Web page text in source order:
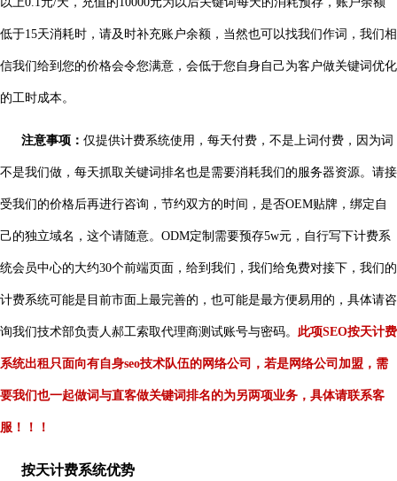
低于15天消耗时，请及时补充账户余额，当然也可以找我们作词，我们相
信我们给到您的价格会令您满意，会低于您自身自己为客户做关键词优化
的工时成本。
注意事项： 仅提供计费系统使用，每天付费，不是上词付费，因为词
不是我们做，每天抓取关键词排名也是需要消耗我们的服务器资源。请接
受我们的价格后再进行咨询，节约双方的时间，是否OEM贴牌，绑定自
己的独立域名，这个请随意。ODM定制需要预存5w元，自行写下计费系
统会员中心的大约30个前端页面，给到我们，我们给免费对接下，我们的
计费系统可能是目前市面上最完善的，也可能是最方便易用的，具体请咨
询我们技术部负责人郝工索取代理商测试账号与密码。 此项SEO按天计费
系统出租只面向有自身seo技术队伍的网络公司，若是网络公司加盟，需
要我们也一起做词与直客做关键词排名的为另两项业务，具体请联系客
服！！！
按天计费系统优势